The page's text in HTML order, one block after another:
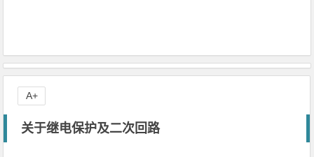
关于继电保护及二次回路
A+